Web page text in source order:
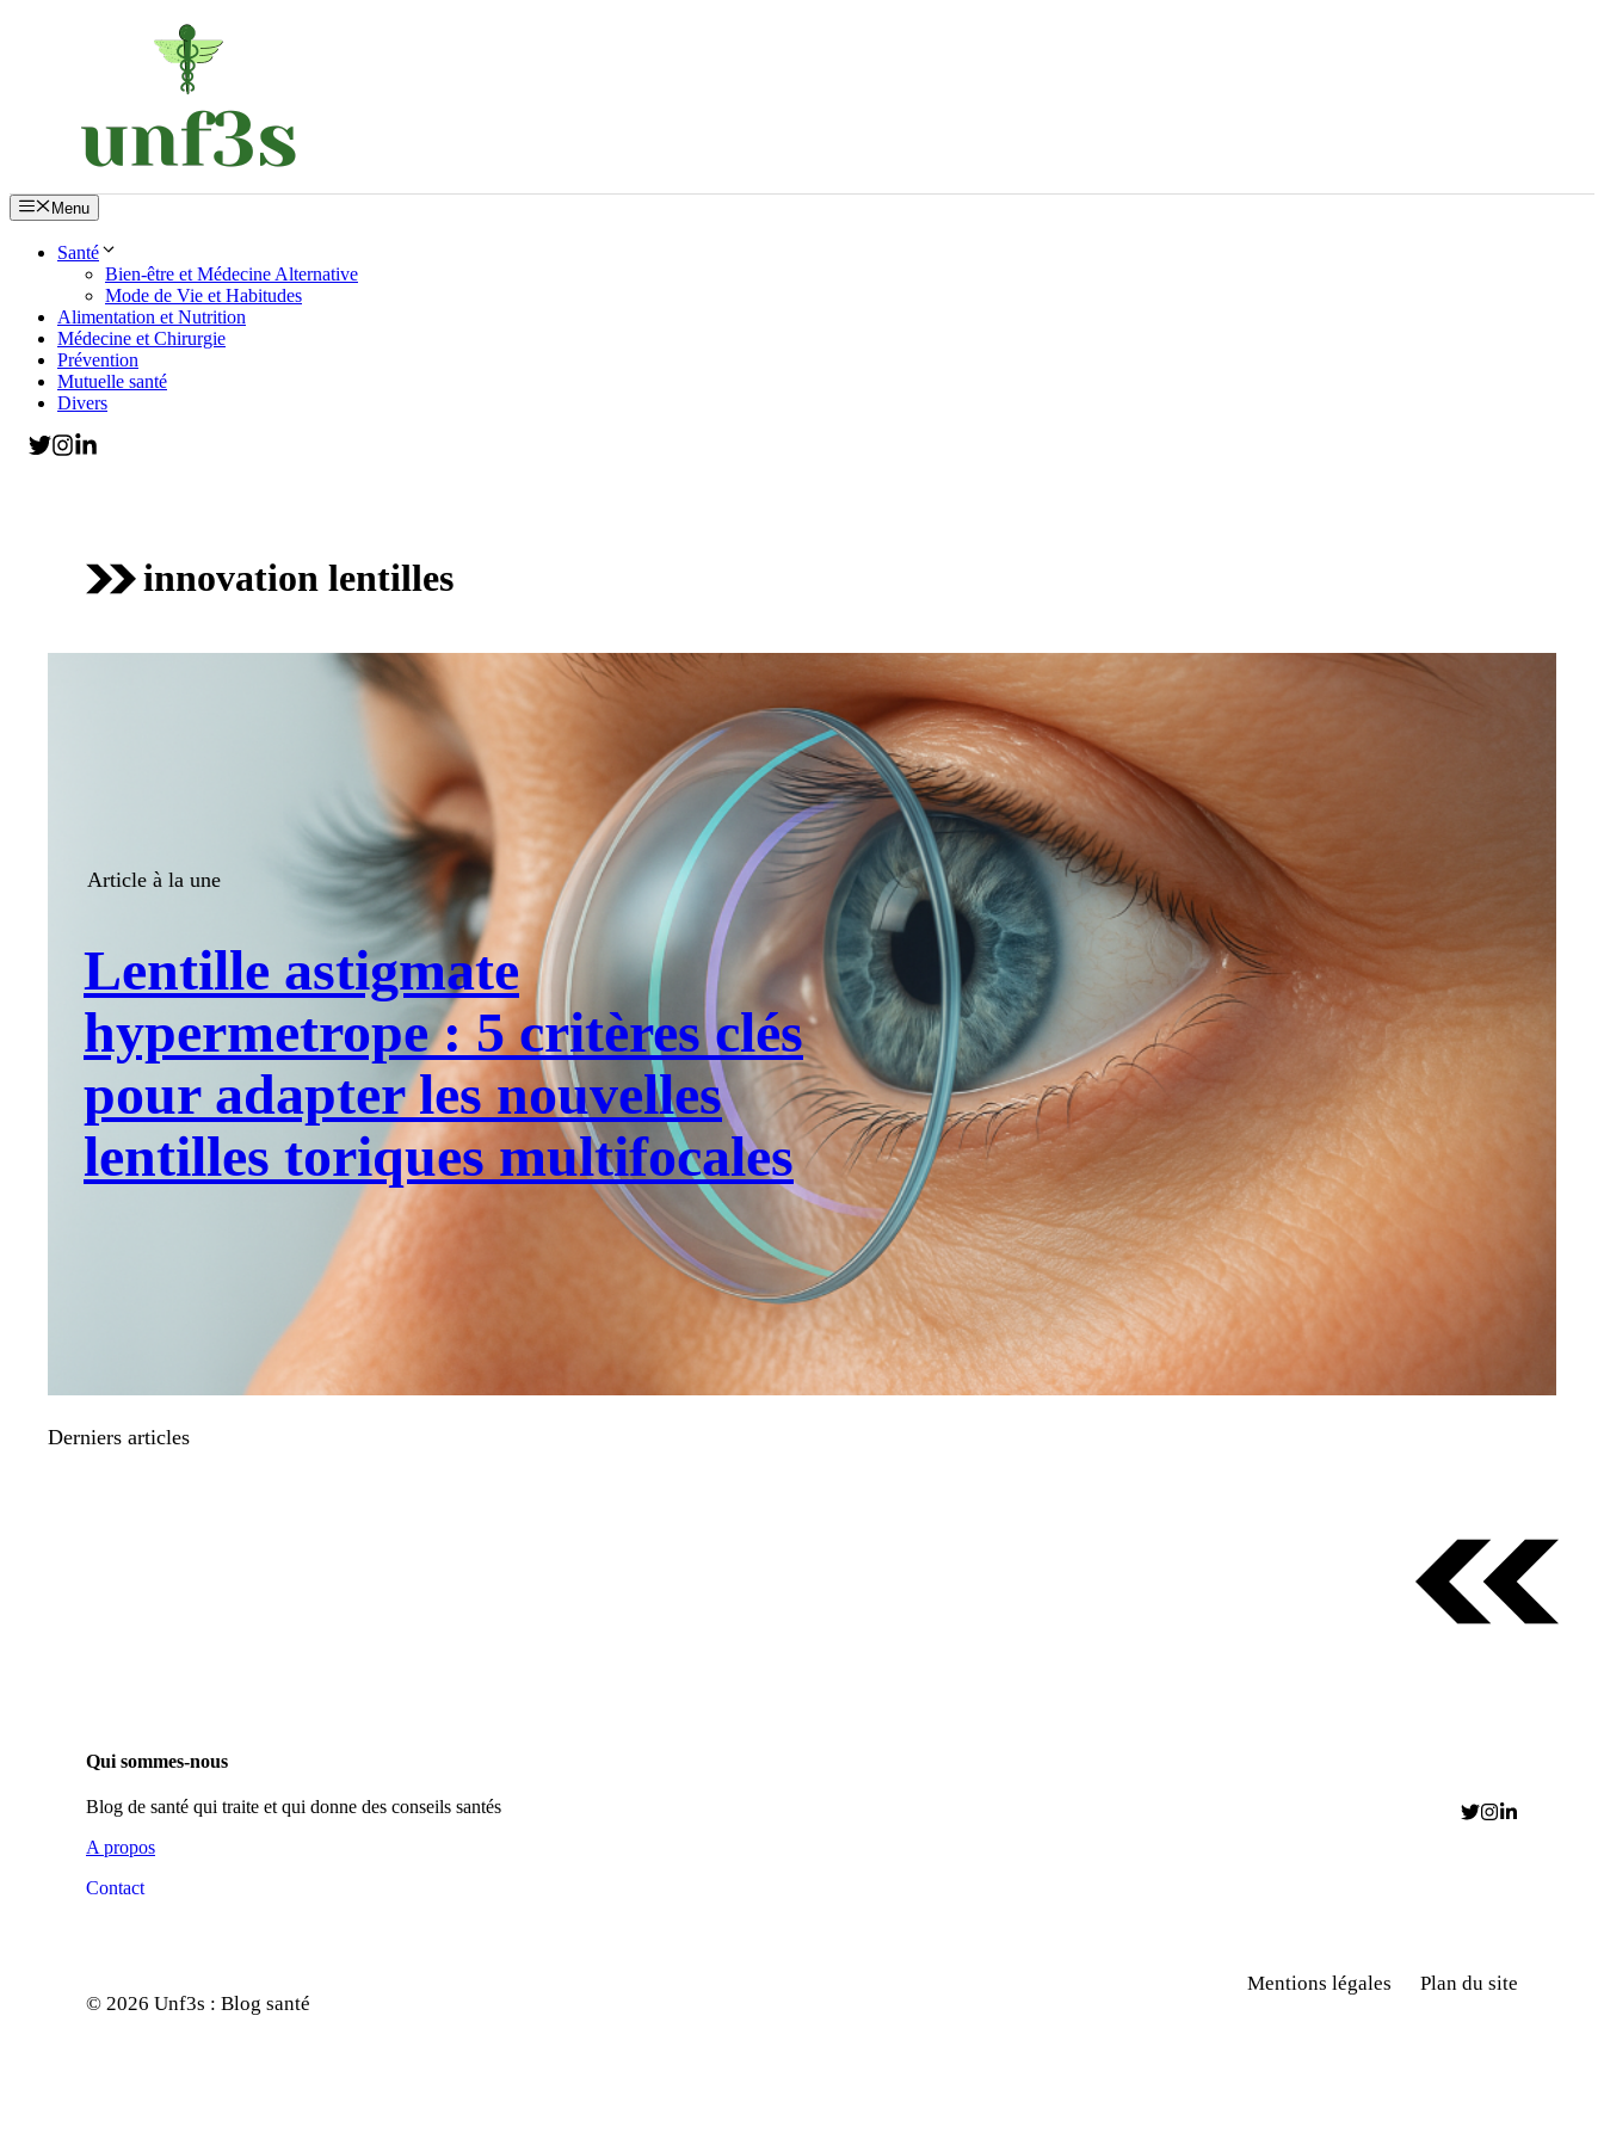
Menu
Santé
Bien-être et Médecine Alternative
Mode de Vie et Habitudes
Alimentation et Nutrition
Médecine et Chirurgie
Prévention
Mutuelle santé
Divers
innovation lentilles
Article à la une
Lentille astigmate
hypermetrope : 5 critères clés
pour adapter les nouvelles
lentilles toriques multifocales
Derniers articles
Qui sommes-nous
Blog de santé qui traite et qui donne des conseils santés
A propos
Contact
© 2026 Unf3s : Blog santé
Mentions légales Plan du site